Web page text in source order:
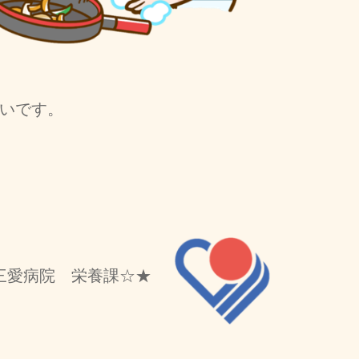
です。
病院 栄養課☆★